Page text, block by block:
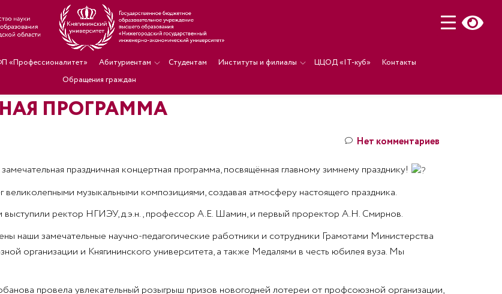
«Профессионалитет» Абитуриентам Студентам Институты и филиалы ЦЦОД «IT-куб»
Контакты
Обращения граждан
ПРОГРАММА
Нет комментариев
праздничная концертная программа, посвящённая главному зимнему празднику!
музыкальными композициями, создавая атмосферу настоящего праздника.
ректор НГИЭУ, д.э.н., профессор А.Е. Шамин, и первый проректор А.Н. Смирнов.
наши замечательные научно-педагогические работники и сотрудники Грамотами Министерства
организации и Княгининского университета, а также Медалями в честь юбилея вуза. Мы
провела увлекательный розыгрыш призов новогодней лотереи от профсоюзной организации,